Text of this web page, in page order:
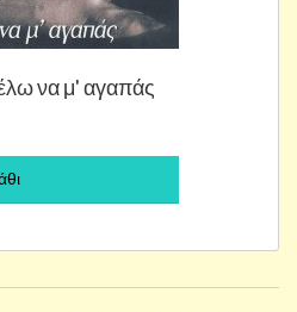
να μ' αγαπάς